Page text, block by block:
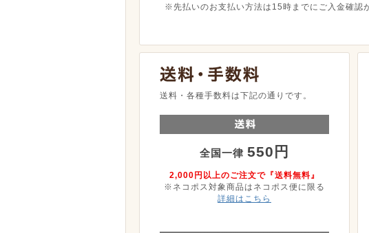
※先払いのお支払い方法は15時までにご入金確認
送料・各種手数料は下記の通りです。
全国一律 550円
2,000円以上のご注文で『送料無料』
※ネコポス対象商品はネコポス便に限る
詳細はこちら